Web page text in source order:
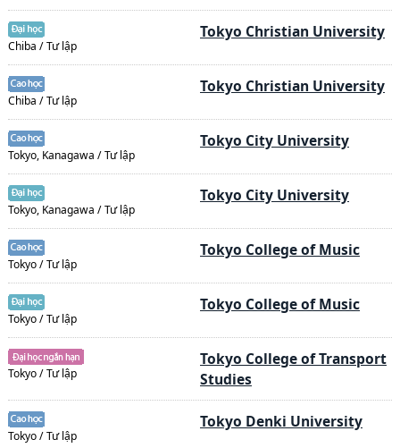
Chiba / Tư lập
Tokyo Christian University
Chiba / Tư lập
Tokyo Christian University
Tokyo, Kanagawa / Tư lập
Tokyo City University
Tokyo, Kanagawa / Tư lập
Tokyo City University
Tokyo / Tư lập
Tokyo College of Music
Tokyo / Tư lập
Tokyo College of Music
Tokyo / Tư lập
Tokyo College of Transport
Studies
Tokyo / Tư lập
Tokyo Denki University